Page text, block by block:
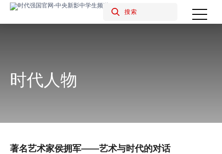
时代人物
著名艺术家侯拥军——艺术与时代的对话